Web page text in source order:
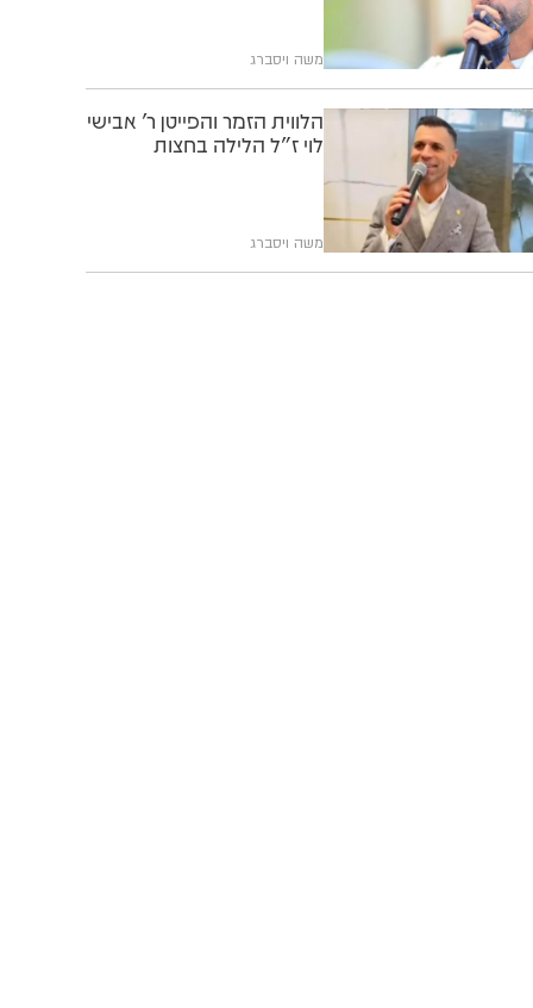
משה ויסברג
הלווית הזמר והפייטן ר' אבישי
לוי ז"ל הלילה בחצות
משה ויסברג